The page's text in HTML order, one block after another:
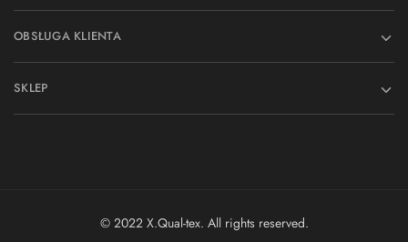
OBSŁUGA KLIENTA
SKLEP
© 2022 X.Qual-tex. All rights reserved.